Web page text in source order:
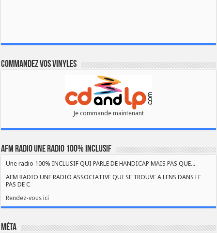
Commandez vos vinyles
Je commande maintenant
AFM RADIO UNE RADIO 100% INCLUSIF
Une radio 100% INCLUSIF QUI PARLE DE HANDICAP MAIS PAS QUE...
AFM RADIO UNE RADIO ASSOCIATIVE QUI SE TROUVE A LENS DANS LE
PAS DE C
Rendez-vous ici
Méta